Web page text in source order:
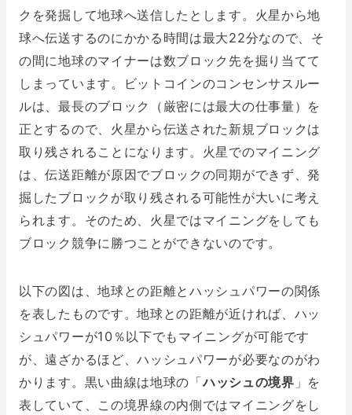
クを発掘して地球へ送信したとします。火星から地
球へ伝送するのにかかる時間は最大22分なので、そ
の間に地球のマイナーは数ブロック先を掘り当てて
しまっています。ビットコインのコンセンサスルー
ルは、最長のブロック（厳密には最大の仕事量）を
正とするので、火星から伝送された新規ブロックは
取り残されることになります。火星でのマイニング
は、伝送距離が原因でブロックの同期ができず、発
掘したブロックが取り残される可能性が大いに考え
られます。そのため、火星ではマイニングをしても
ブロック競争に勝つことができないのです。
以下の図は、地球との距離とハッシュパワーの関係
を表したものです。地球との距離が近ければ、ハッ
シュパワーが10％以下でもマイニングが可能です
が、遠ざかるほど、ハッシュパワーが必要なのがわ
かります。黒い曲線は地球の「ハッシュの境界 」を
表していて、この境界線の内側ではマイニングをし